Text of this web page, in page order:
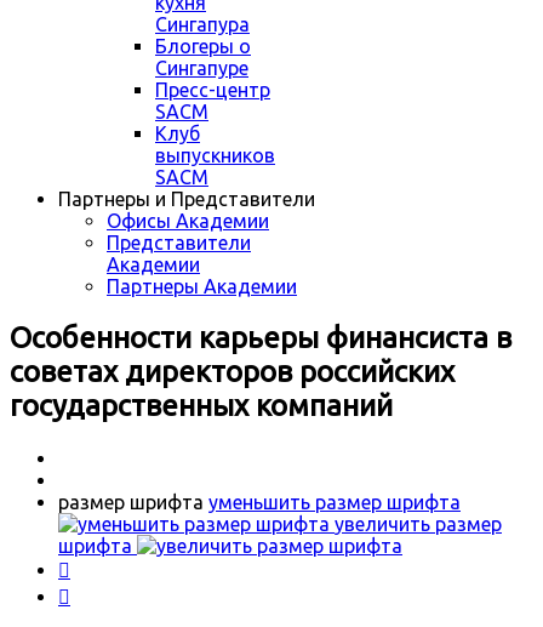
Сингапура
Блогеры о
Сингапуре
Пресс-центр
SACM
Клуб
выпускников
SACM
Партнеры и Представители
Офисы Академии
Представители
Академии
Партнеры Академии
Особенности карьеры финансиста в
советах директоров российских
государственных компаний
размер шрифта уменьшить размер шрифта
увеличить размер
шрифта

